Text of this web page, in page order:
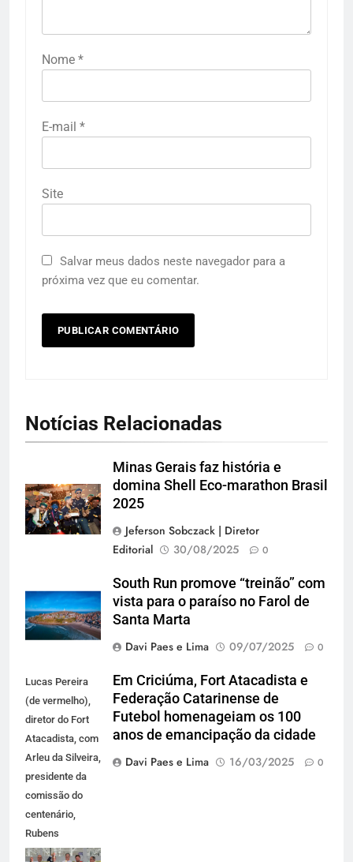
Nome *
E-mail *
Site
Salvar meus dados neste navegador para a
próxima vez que eu comentar.
Notícias Relacionadas
Minas Gerais faz história e
domina Shell Eco-marathon Brasil
2025
Jeferson Sobczack | Diretor
Editorial
30/08/2025 0
South Run promove “treinão” com
vista para o paraíso no Farol de
Santa Marta
Davi Paes e Lima
09/07/2025 0
Lucas Pereira
(de vermelho),
diretor do Fort
Atacadista, com
Arleu da Silveira,
presidente da
comissão do
centenário,
Rubens
AngeloTi,
Em Criciúma, Fort Atacadista e
Federação Catarinense de
Futebol homenageiam os 100
anos de emancipação da cidade
Davi Paes e Lima
16/03/2025 0